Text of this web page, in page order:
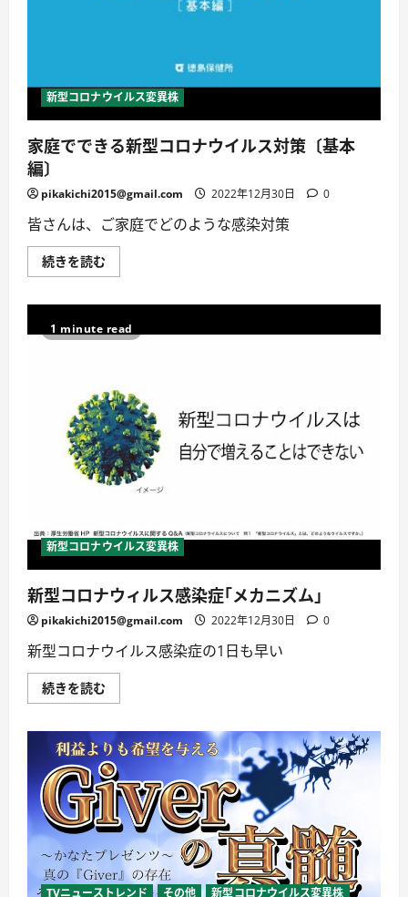
対
策
が
要？
療
間
短
縮
で
抗
検
で
の
確
認
は
で
き
る？
医
師
に
つ
詳
し
く
読
む
新型コロナウイルス変異株
家庭でできる新型コロナウイルス対策〔基本
編〕
pikakichi2015@gmail.com 2022年12月30日 0
皆さんは、ご家庭でどのような感染対策
続きを読む
庭
る
新
ナ
ウ
イ
ル
ス
対
策
〔基
本
つ
い
て
詳
く
読
む
1 minute read
新型コロナウイルス変異株
新型コロナウィルス感染症｢メカニズム｣
pikakichi2015@gmail.com 2022年12月30日 0
新型コロナウイルス感染症の1日も早い
続きを読む
型
ナ
ウ
ィ
ル
ス
染
症
カ
ニ
ズ
ム｣
TVニューストレンド その他 新型コロナウイルス変異株